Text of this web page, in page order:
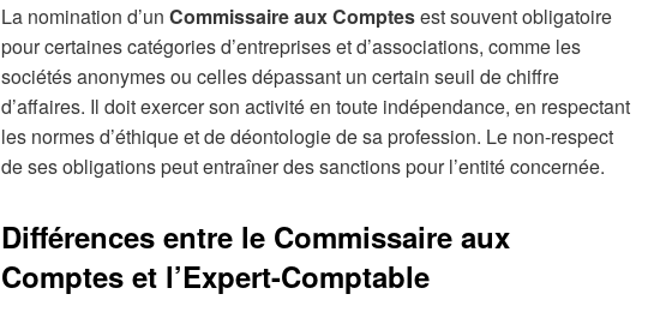
La nomination d’un Commissaire aux Comptesest souvent obligatoire
pour certaines catégories d’entreprises et d’associations, comme les
sociétés anonymes ou celles dépassant un certain seuil de chiffre
d’affaires. Il doit exercer son activité en toute indépendance, en respectant
les normes d’éthique et de déontologie de sa profession. Le non-respect
de ses obligations peut entraîner des sanctions pour l’entité concernée.
Différences entre le Commissaire aux
Comptes et l’Expert-Comptable